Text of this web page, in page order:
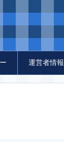
運営者情報